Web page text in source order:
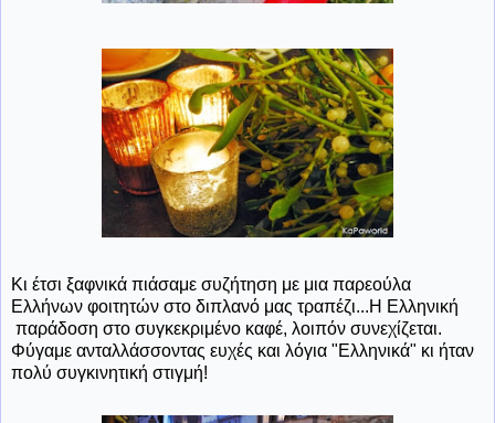
Κι έτσι ξαφνικά πιάσαμε συζήτηση με μια παρεούλα
Ελλήνων φοιτητών στο διπλανό μας τραπέζι...Η Ελληνική
παράδοση στο συγκεκριμένο καφέ, λοιπόν συνεχίζεται.
Φύγαμε ανταλλάσσοντας ευχές και λόγια "Ελληνικά" κι ήταν
πολύ συγκινητική στιγμή!